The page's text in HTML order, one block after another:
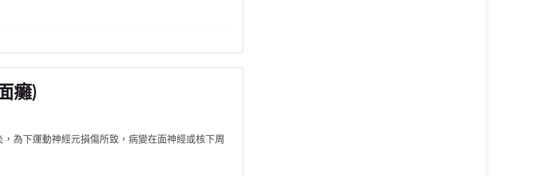
癱)
為下運動神經元損傷所致，病變在面神經或核下周